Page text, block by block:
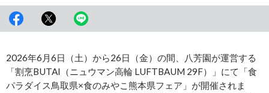
2026年6月6日（土）から26日（金）の間、八芳園が運営する
「割烹BUTAI（ニュウマン高輪 LUFTBAUM 29F）」にて「⾷
パラダイス⿃取県×⾷のみやこ熊本県フェア」が開催されま